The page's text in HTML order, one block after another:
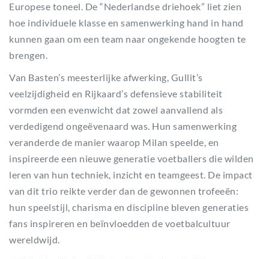
Europese toneel. De “Nederlandse driehoek” liet zien
hoe individuele klasse en samenwerking hand in hand
kunnen gaan om een team naar ongekende hoogten te
brengen.
Van Basten’s meesterlijke afwerking, Gullit’s
veelzijdigheid en Rijkaard’s defensieve stabiliteit
vormden een evenwicht dat zowel aanvallend als
verdedigend ongeëvenaard was. Hun samenwerking
veranderde de manier waarop Milan speelde, en
inspireerde een nieuwe generatie voetballers die wilden
leren van hun techniek, inzicht en teamgeest. De impact
van dit trio reikte verder dan de gewonnen trofeeën:
hun speelstijl, charisma en discipline bleven generaties
fans inspireren en beïnvloedden de voetbalcultuur
wereldwijd.